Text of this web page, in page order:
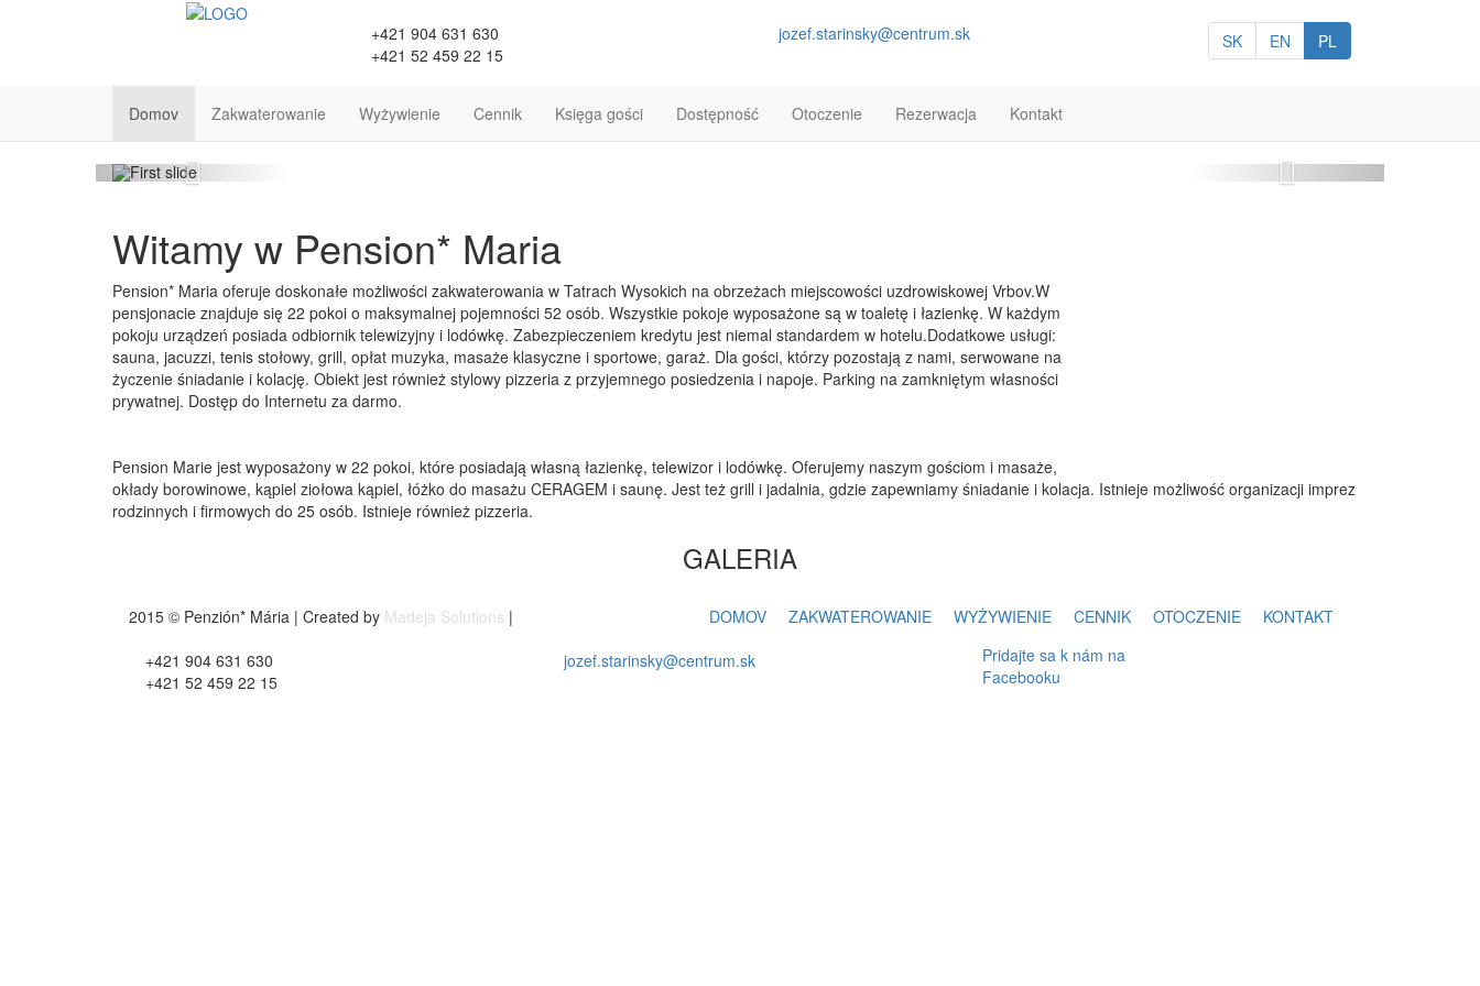
+421 904 631 630
+421 52 459 22 15
jozef.starinsky@centrum.sk SK EN PL
Domov Zakwaterowanie Wyżywienie Cennik Księga gości Dostępność Otoczenie Rezerwacja Kontakt
Previous Next
Witamy w Pension* Maria
Pension* Maria oferuje doskonałe możliwości zakwaterowania w Tatrach Wysokich na obrzeżach miejscowości uzdrowiskowej Vrbov.W
pensjonacie znajduje się 22 pokoi o maksymalnej pojemności 52 osób. Wszystkie pokoje wyposażone są w toaletę i łazienkę. W każdym
pokoju urządzeń posiada odbiornik telewizyjny i lodówkę. Zabezpieczeniem kredytu jest niemal standardem w hotelu.Dodatkowe usługi:
sauna, jacuzzi, tenis stołowy, grill, opłat muzyka, masaże klasyczne i sportowe, garaż. Dla gości, którzy pozostają z nami, serwowane na
życzenie śniadanie i kolację. Obiekt jest również stylowy pizzeria z przyjemnego posiedzenia i napoje. Parking na zamkniętym własności
prywatnej. Dostęp do Internetu za darmo.
Pension Marie jest wyposażony w 22 pokoi, które posiadają własną łazienkę, telewizor i lodówkę. Oferujemy naszym gościom i masaże,
okłady borowinowe, kąpiel ziołowa kąpiel, łóżko do masażu CERAGEM i saunę. Jest też grill i jadalnia, gdzie zapewniamy śniadanie i kolacja. Istnieje możliwość organizacji imprez
rodzinnych i firmowych do 25 osób. Istnieje również pizzeria.
GALERIA
2015 © Penzión* Mária | Created by Madeja Solutions | DOMOV ZAKWATEROWANIE WYŻYWIENIE CENNIK OTOCZENIE
KONTAKT
+421 904 631 630
+421 52 459 22 15
jozef.starinsky@centrum.sk
Pridajte sa k nám na
Facebooku